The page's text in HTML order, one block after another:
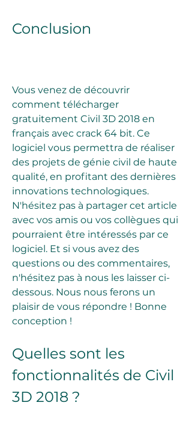
Conclusion
Vous venez de découvrir
comment télécharger
gratuitement Civil 3D 2018 en
français avec crack 64 bit. Ce
logiciel vous permettra de réaliser
des projets de génie civil de haute
qualité, en profitant des dernières
innovations technologiques.
N'hésitez pas à partager cet article
avec vos amis ou vos collègues qui
pourraient être intéressés par ce
logiciel. Et si vous avez des
questions ou des commentaires,
n'hésitez pas à nous les laisser ci-
dessous. Nous nous ferons un
plaisir de vous répondre ! Bonne
conception !
Quelles sont les
fonctionnalités de Civil
3D 2018 ?